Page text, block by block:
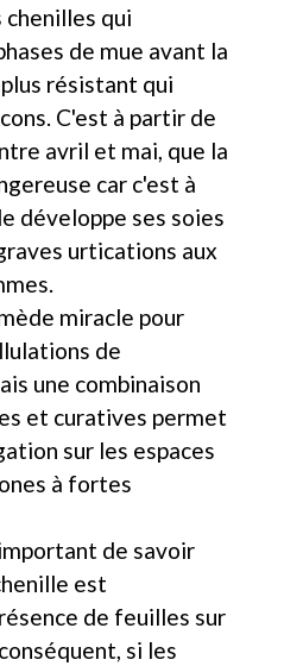
qui
de mue avant la
résistant qui
C'est à partir de
avril et mai, que la
car c'est à
développe ses soies
urtications aux
miracle pour
de
une combinaison
et curatives permet
sur les espaces
à fortes
de savoir
est
de feuilles sur
si les